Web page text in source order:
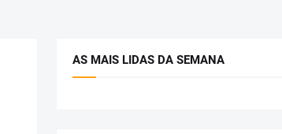
AS MAIS LIDAS DA SEMANA